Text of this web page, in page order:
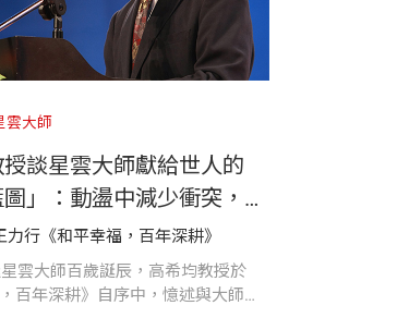
雲大師
談星雲大師獻給世人的
圖」：動盪中減少衝突，分
任《和平幸福，百年深
力行《和平幸福，百年深耕》
雲大師百歲誕辰，高希均教授於
百年深耕》自序中，憶述與大師結